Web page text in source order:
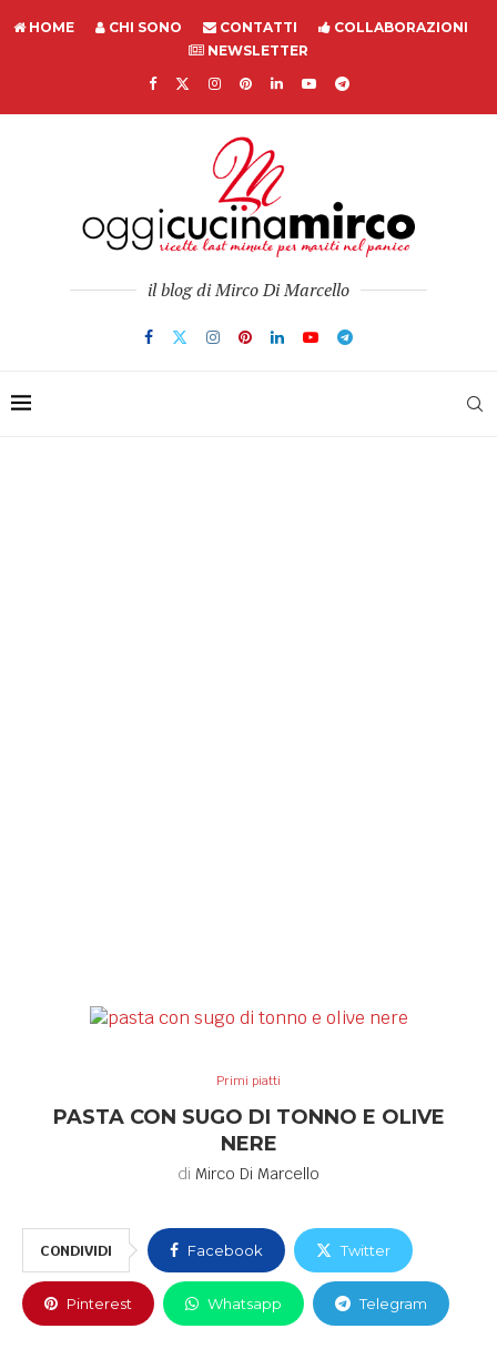
HOME CHI SONO CONTATTI
COLLABORAZIONI
NEWSLETTER
il blog di Mirco Di Marcello
Primi piatti
PASTA CON SUGO DI TONNO E OLIVE
NERE
di Mirco Di Marcello
CONDIVIDI Facebook Twitter
Pinterest Whatsapp Telegram